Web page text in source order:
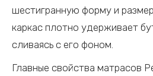
шестигранную форму и
каркас плотно удерживает
сливаясь с его фоном.
Главные свойства матрасов